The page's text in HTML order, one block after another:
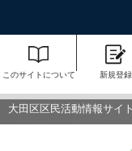
このサイトについて 新規登録
大田区区民活動情報サイ